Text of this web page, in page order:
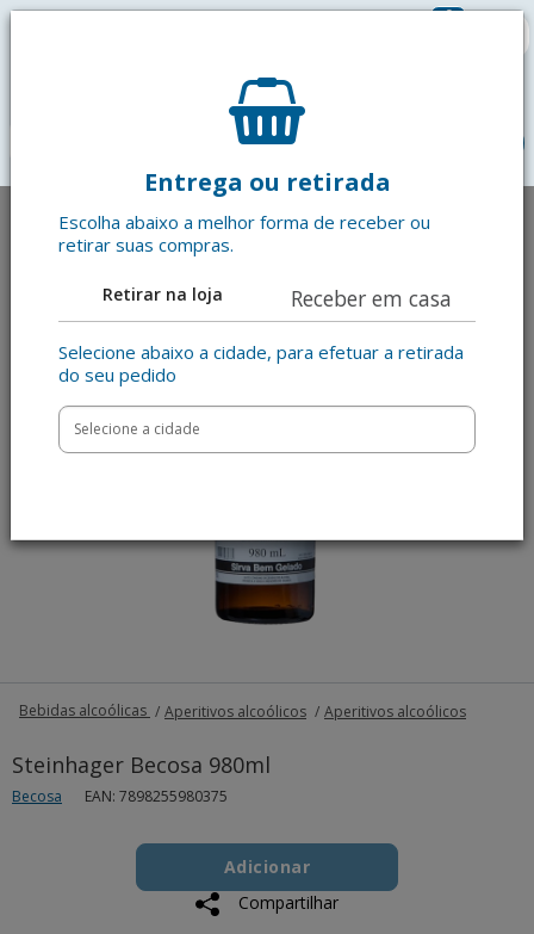
0
Entrega ou retirada
Escolha abaixo a melhor forma de receber ou
retirar suas compras.
Retirar na loja Receber em casa
Selecione abaixo a cidade, para efetuar a retirada
do seu pedido
Bebidas alcoólicas Aperitivos alcoólicos Aperitivos alcoólicos
Steinhager Becosa 980ml
Becosa EAN: 7898255980375
to
cart
Product
ActionsAdicionar
Compartilhar